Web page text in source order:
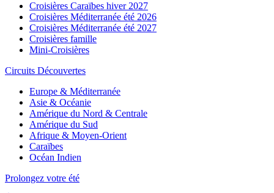
Croisières Caraïbes hiver 2027
Croisières Méditerranée été 2026
Croisières Méditerranée été 2027
Croisières famille
Mini-Croisières
Circuits Découvertes
Europe & Méditerranée
Asie & Océanie
Amérique du Nord & Centrale
Amérique du Sud
Afrique & Moyen-Orient
Caraïbes
Océan Indien
Prolongez votre été